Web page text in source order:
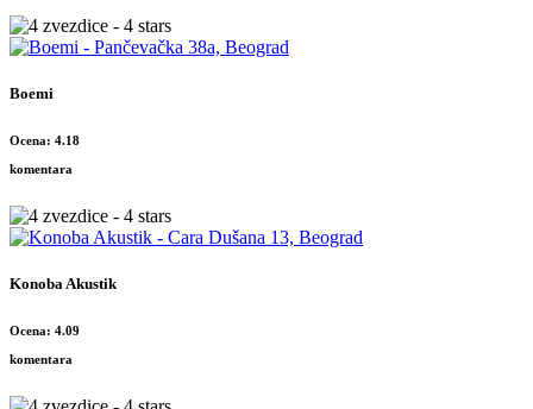
Boemi
Ocena: 4.18
komentara
Konoba Akustik
Ocena: 4.09
komentara